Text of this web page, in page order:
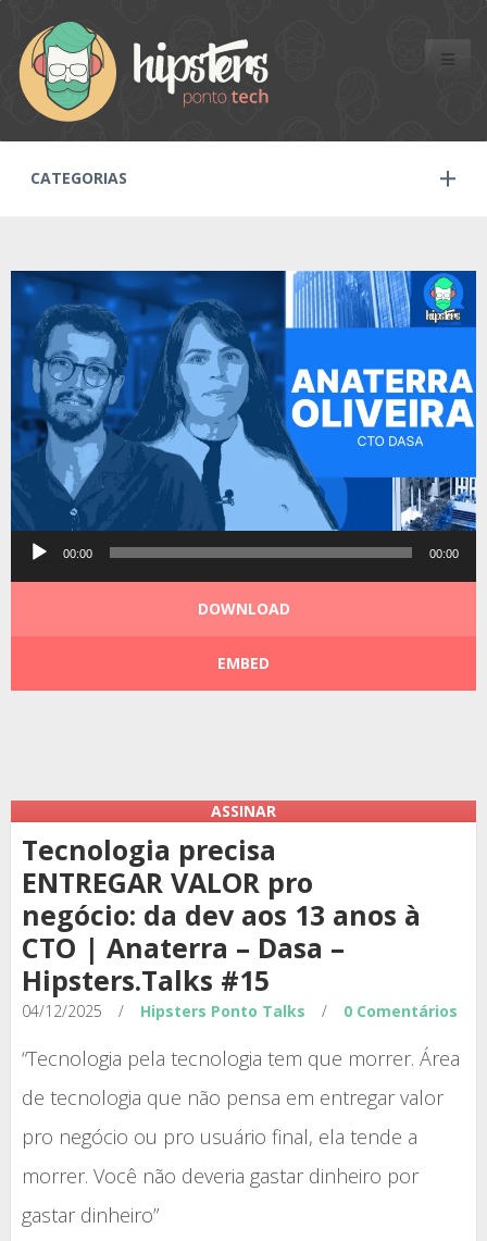
Toggle
CATEGORIAS
Tocador 00:00 00:00
DOWNLOAD
EMBED
ASSINAR
Tecnologia precisa
ENTREGAR VALOR pro
negócio: da dev aos 13 anos à
CTO | Anaterra – Dasa –
Hipsters.Talks #15
04/12/2025 / Hipsters Ponto Talks / 0 Comentários
“Tecnologia pela tecnologia tem que morrer. Área
de tecnologia que não pensa em entregar valor
pro negócio ou pro usuário final, ela tende a
morrer. Você não deveria gastar dinheiro por
gastar dinheiro”